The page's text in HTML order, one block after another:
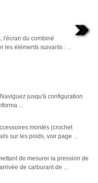
l'écran du combiné
les éléments suivants : ...
jusqu'à configuration
...
montés (crochet
sur les poids, voir page ...
de mesurer la pression de
de carburant de ...